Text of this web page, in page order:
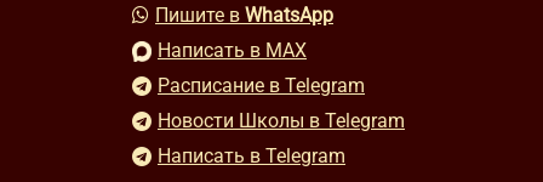
Пишите в WhatsApp
Написать в MAX
Расписание в Telegram
Новости Школы в Telegram
Написать в Telegram